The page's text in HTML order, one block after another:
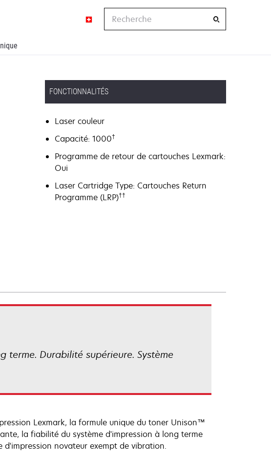
Recherche
FONCTIONNALITÉS
Laser couleur
Capacité: 1000†
Programme de retour de cartouches Lexmark:
Oui
Laser Cartridge Type: Cartouches Return
Programme (LRP)††
Durabilité supérieure. Système
Lexmark, la formule unique du toner Unison™
la fiabilité du système d'impression à long terme
novateur exempt de vibration.